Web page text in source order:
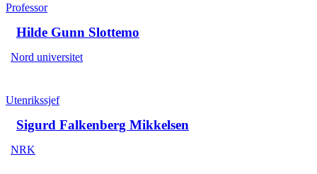
Professor
Hilde Gunn Slottemo
Nord universitet
Utenrikssjef
Sigurd Falkenberg Mikkelsen
NRK